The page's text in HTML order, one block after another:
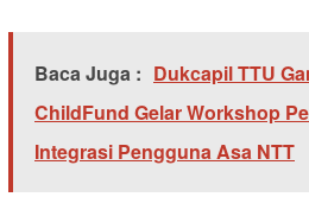
Baca Juga : Dukcapil TTU
ChildFund Gelar Workshop
Integrasi Pengguna Asa NTT